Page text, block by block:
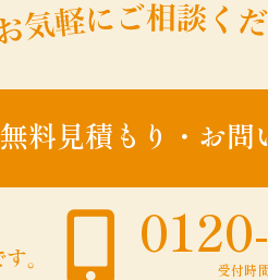
無料見積もり ・ お問
受付時